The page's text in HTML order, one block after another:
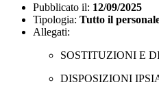
Pubblicato il: 12/09/2025
Tipologia: Tutto il
Allegati:
SOSTITUZIONI E
DISPOSIZIONI